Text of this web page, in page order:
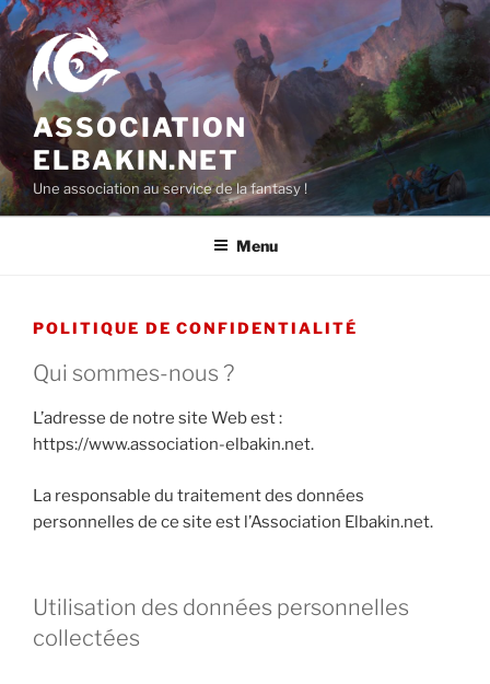
Aller
au
contenu
principal
ASSOCIATION
ELBAKIN.NET
Une association au service de la fantasy !
Menu
POLITIQUE DE CONFIDENTIALITÉ
Qui sommes-nous ?
L’adresse de notre site Web est :
https://www.association-elbakin.net.
La responsable du traitement des données
personnelles de ce site est l’Association Elbakin.net.
Utilisation des données personnelles
collectées